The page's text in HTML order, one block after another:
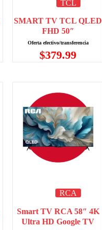
TCL
SMART TV TCL QLED
FHD 50″
$379.99
RCA
Smart TV RCA 58″ 4K
Ultra HD Google TV